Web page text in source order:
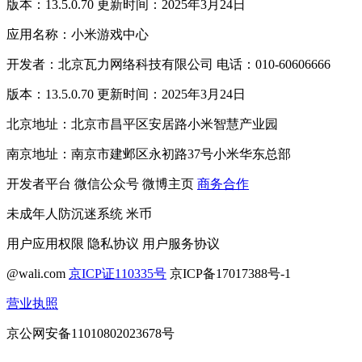
版本：13.5.0.70 更新时间：2025年3月24日
应用名称：小米游戏中心
开发者：北京瓦力网络科技有限公司 电话：010-60606666
版本：13.5.0.70 更新时间：2025年3月24日
北京地址：北京市昌平区安居路小米智慧产业园
南京地址：南京市建邺区永初路37号小米华东总部
开发者平台 微信公众号 微博主页 商务合作
未成年人防沉迷系统 米币
用户应用权限 隐私协议 用户服务协议
@wali.com 京ICP证110335号 京ICP备17017388号-1
营业执照
京公网安备11010802023678号